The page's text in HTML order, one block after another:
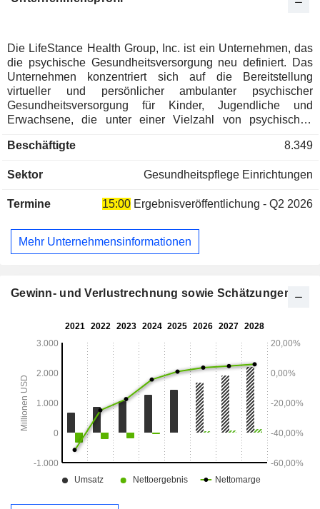
Die LifeStance Health Group, Inc. ist ein Unternehmen, das
die psychische Gesundheitsversorgung neu definiert. Das
Unternehmen konzentriert sich auf die Bereitstellung
virtueller und persönlicher ambulanter psychischer
Gesundheitsversorgung für Kinder, Jugendliche und
Erwachsene, die unter einer Vielzahl von psychischen
verbindet differenzierte klinische Kompetenzen mit einer
darauf ausgelegt ist, den Zugang und die Behandlung für
Patienten ein umfassendes, multidisziplinäres Angebot an
psychiatrische Untersuchungen und Behandlungen,
psychologische und neuropsychologische Tests sowie
Erkrankungen, darunter Angstzustände, Depressionen,
Psychologen und Therapeuten und ist in 33 Bundesstaaten
sowie in mehr als 550 Zentren tätig.
Beschäftigte 8.349
Sektor Gesundheitspflege Einrichtungen
Termine 15:00 Ergebnisveröffentlichung - Q2 2026
Mehr Unternehmensinformationen
Gewinn- und Verlustrechnung sowie Schätzungen